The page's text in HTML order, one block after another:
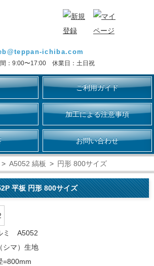
ichiba.com
：9:00〜17:00 休業日：土日祝
ご利用ガイド
加工による注意事項
お問い合わせ
A5052 縞板 円形 800サイズ
平板 円形 800サイズ
A5052
）生地